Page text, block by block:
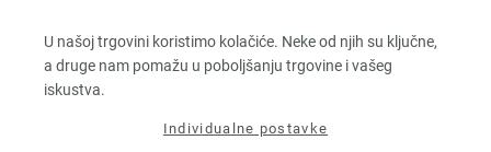
U našoj trgovini koristimo kolačiće. Neke od njih su ključne,
a druge nam pomažu u poboljšanju trgovine i vašeg
iskustva.
Individualne postavke
Dužina: otprilike 210 m / 25 g
Većina igle: 4,5 - 5
bez PDV-a, dodatno troškovi za dostavu, Osnovna cijena: